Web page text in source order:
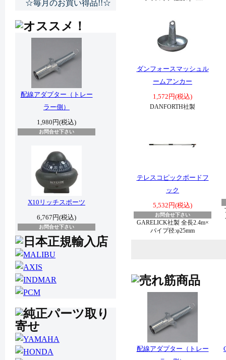
ダンフォースマッシュル
ームアンカー
1,572円(税込)
DANFORTH社製
テレスコピックボードフ
ック
5,532円(税込)
お問合せ下さい
GARELICK社製 全長2.4m×
パイプ径:φ25mm
配線アダプター（トレー
☆毎月のお買い得品!!☆
配線アダプター（トレー
ラー側）
1,980円(税込)
お問合せ下さい
X10リッチスポーツ
6,767円(税込)
お問合せ下さい